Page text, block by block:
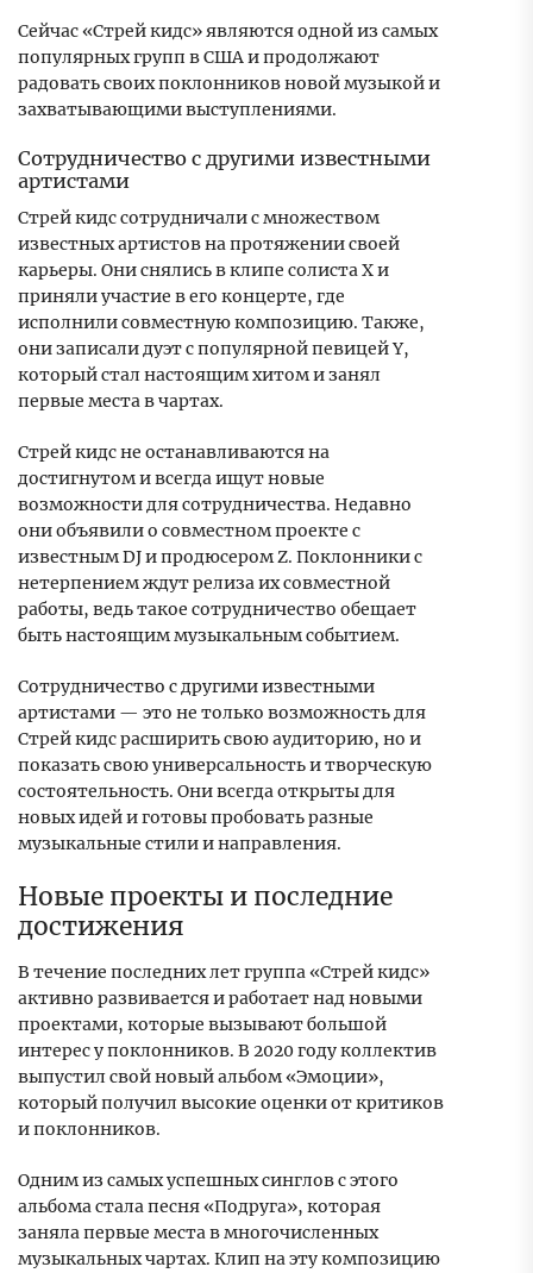
Сейчас «Стрей кидс» являются одной из самых
популярных групп в США и продолжают
радовать своих поклонников новой музыкой и
захватывающими выступлениями.
Сотрудничество с другими известными
артистами
Стрей кидс сотрудничали с множеством
известных артистов на протяжении своей
карьеры. Они снялись в клипе солиста X и
приняли участие в его концерте, где
исполнили совместную композицию. Также,
они записали дуэт с популярной певицей Y,
который стал настоящим хитом и занял
первые места в чартах.
Стрей кидс не останавливаются на
достигнутом и всегда ищут новые
возможности для сотрудничества. Недавно
они объявили о совместном проекте с
известным DJ и продюсером Z. Поклонники с
нетерпением ждут релиза их совместной
работы, ведь такое сотрудничество обещает
быть настоящим музыкальным событием.
Сотрудничество с другими известными
артистами — это не только возможность для
Стрей кидс расширить свою аудиторию, но и
показать свою универсальность и творческую
состоятельность. Они всегда открыты для
новых идей и готовы пробовать разные
музыкальные стили и направления.
Новые проекты и последние
достижения
В течение последних лет группа «Стрей кидс»
активно развивается и работает над новыми
проектами, которые вызывают большой
интерес у поклонников. В 2020 году коллектив
выпустил свой новый альбом «Эмоции»,
который получил высокие оценки от критиков
и поклонников.
Одним из самых успешных синглов с этого
альбома стала песня «Подруга», которая
заняла первые места в многочисленных
музыкальных чартах. Клип на эту композицию